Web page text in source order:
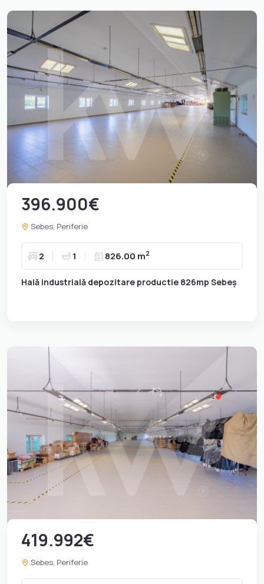
396.900€
Sebes, Periferie
2 1 826.00 m2
Hală industrială depozitare productie 826mp Sebeș
419.992€
Sebes, Periferie